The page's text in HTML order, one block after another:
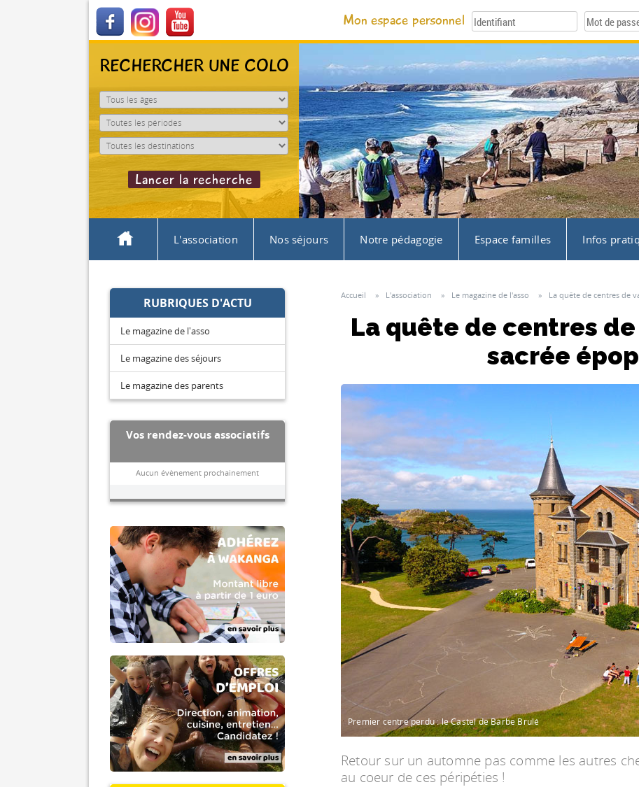
Mon espace personnel
RECHERCHER UNE COLO
L'association Nos séjours Notre pédagogie Espace familles Infos
Accueil » L'association » Le magazine de l'asso » La quête de centres de
La quête de centres
sacrée
Premier centre perdu : le Castel de Barbe Brulé
Retour sur un automne pas comme les autres
au coeur de ces péripéties !
RUBRIQUES D'ACTU
Le magazine de l'asso
Le magazine des séjours
Le magazine des parents
Vos rendez-vous associatifs
Aucun évènement prochainement